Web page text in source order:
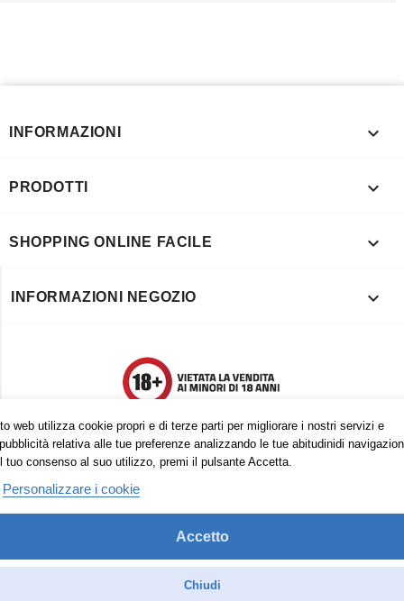
web utilizza cookie propri e di terze parti per migliorare i nostri servizi e
relativa alle tue preferenze analizzando le tue abitudinidi
tuo consenso al suo utilizzo, premi il pulsante Accetta.
Personalizzare i cookie
Accetto
Chiudi
INFORMAZIONI 
PRODOTTI 
SHOPPING ONLINE FACILE 
INFORMAZIONI NEGOZIO 
Trovaci anche su: